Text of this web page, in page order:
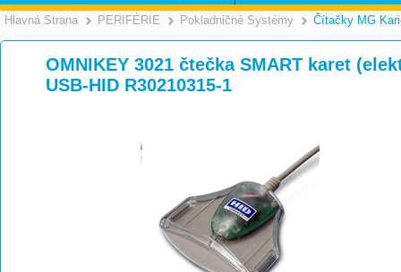
Hlavná Strana >
PERIFÉRIE >
Pokladničné Systémy Čítačky MG
OMNIKEY 3021 čtečka SMART karet
USB-HID R30210315-1